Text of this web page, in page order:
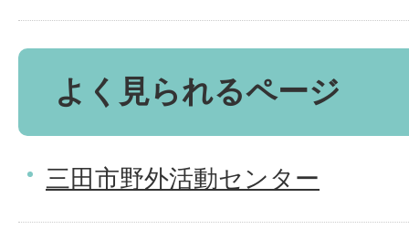
よく見られるページ
三田市野外活動センター